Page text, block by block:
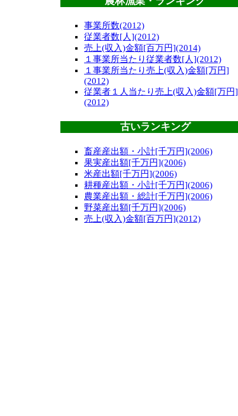
事業所数(2012)
従業者数[人](2012)
売上(収入)金額[百万円](2014)
１事業所当たり従業者数[人](2012)
１事業所当たり売上(収入)金額[万円]
(2012)
従業者１人当たり売上(収入)金額[万円]
(2012)
古いランキング
畜産産出額・小計[千万円](2006)
果実産出額[千万円](2006)
米産出額[千万円](2006)
耕種産出額・小計[千万円](2006)
農業産出額・総計[千万円](2006)
野菜産出額[千万円](2006)
売上(収入)金額[百万円](2012)